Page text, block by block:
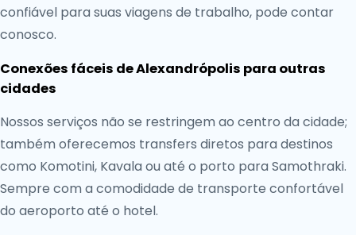
confiável para suas viagens de trabalho, pode contar
conosco.
Conexões fáceis de Alexandrópolis para outras
cidades
Nossos serviços não se restringem ao centro da cidade;
também oferecemos transfers diretos para destinos
como Komotini, Kavala ou até o porto para Samothraki.
Sempre com a comodidade de transporte confortável
do aeroporto até o hotel.